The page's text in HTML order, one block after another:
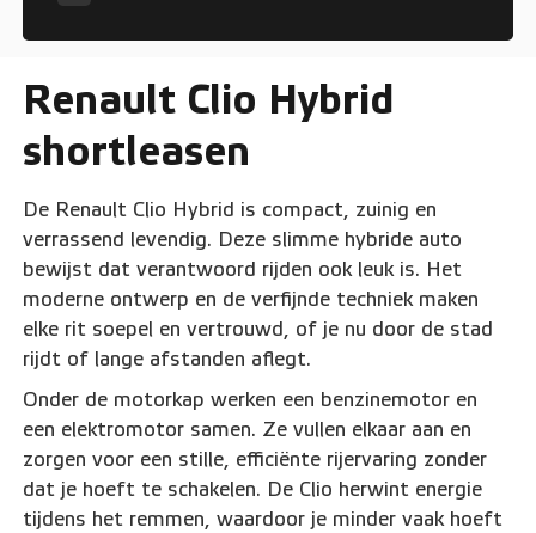
Renault Clio Hybrid
shortleasen
De Renault Clio Hybrid is compact, zuinig en
verrassend levendig. Deze slimme hybride auto
bewijst dat verantwoord rijden ook leuk is. Het
moderne ontwerp en de verfijnde techniek maken
elke rit soepel en vertrouwd, of je nu door de stad
rijdt of lange afstanden aflegt.
Onder de motorkap werken een benzinemotor en
een elektromotor samen. Ze vullen elkaar aan en
zorgen voor een stille, efficiënte rijervaring zonder
dat je hoeft te schakelen. De Clio herwint energie
tijdens het remmen, waardoor je minder vaak hoeft